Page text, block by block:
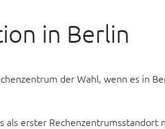
in Berlin
der Wahl, wenn es in
erster Rechenzentrumsstandort